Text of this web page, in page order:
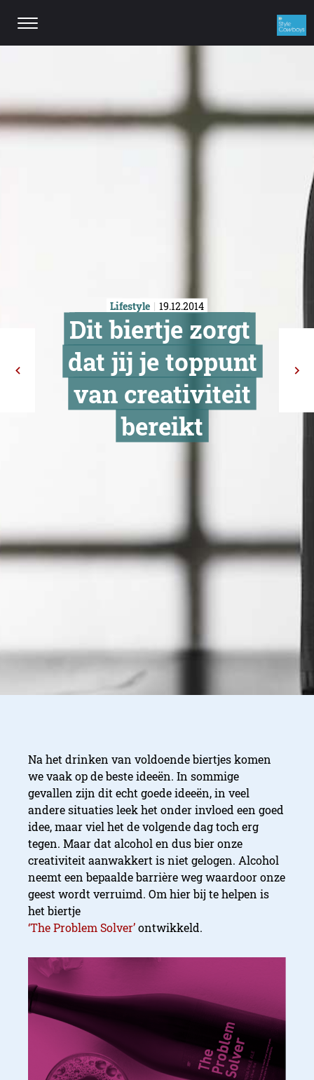
Lifestyle 19.12.2014
Dit biertje
dat jij je
van
Na het drinken van voldoende biertjes komen
we vaak op de beste ideeën. In sommige
gevallen zijn dit echt goede ideeën, in veel
andere situaties leek het onder invloed een goed
idee, maar viel het de volgende dag toch erg
tegen. Maar dat alcohol en dus bier onze
creativiteit aanwakkert is niet gelogen. Alcohol
neemt een bepaalde barrière weg waardoor onze
geest wordt verruimd. Om hier bij te helpen is
het biertje
‘The Problem Solver’ontwikkeld.